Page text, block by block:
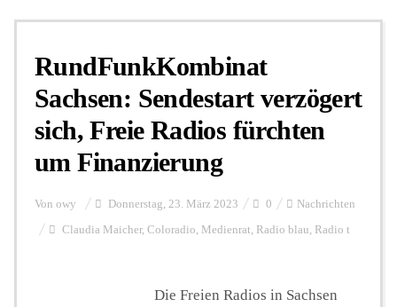
RundFunkKombinat
Sachsen: Sendestart verzögert
sich, Freie Radios fürchten
um Finanzierung
Von owy Donnerstag, 23. März 2023 0 Nachrichten
Claudia Maicher, Coloradio, Medienrat, Radio blau, Radio t
Die Freien Radios in Sachsen